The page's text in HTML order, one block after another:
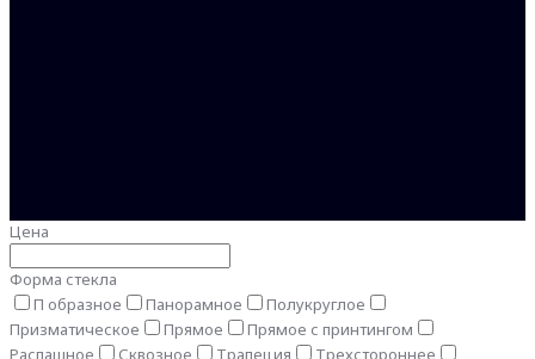
Цена
Форма стекла
П образное
Панорамное
Полукруглое
Призматическое
Прямое
Прямое с принтингом
Распашное
Сквозное Трапеция
Трехстороннее